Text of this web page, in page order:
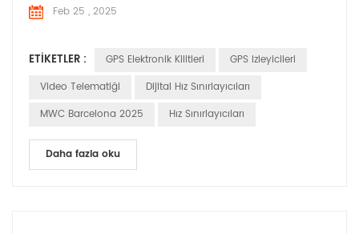
Feb 25 , 2025
ETIKETLER : GPS Elektronik Kilitleri
GPS Izleyicileri
Video Telematiği
Dijital Hız Sınırlayıcıları
MWC Barcelona 2025
Hız Sınırlayıcıları
Daha fazla oku